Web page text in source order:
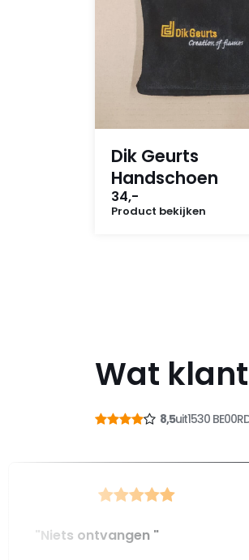
Dik Geurts
Handschoen
34,-
Product bekijken
Wat
8,5uit1530
"Niets ontvangen "